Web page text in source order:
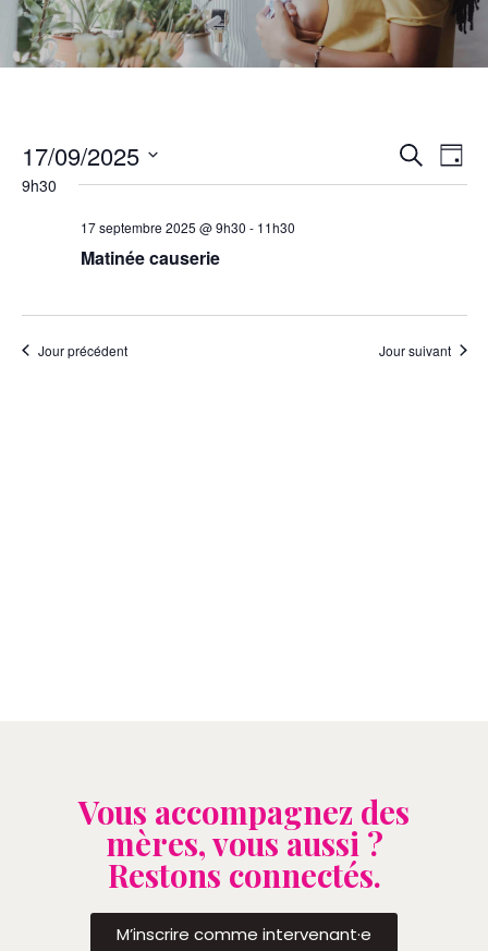
et
de
Jour
17/09/2025
Sélectionnez
9h30
17 septembre 2025 @ 9h30 - 11h30
Matinée causerie
Jour précédent Jour suivant
Vous accompagnez des
mères, vous aussi ?
Restons connectés.
M’inscrire comme intervenant·e